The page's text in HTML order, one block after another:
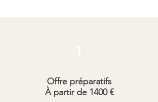
Offre préparatifs
À partir de 1400 €